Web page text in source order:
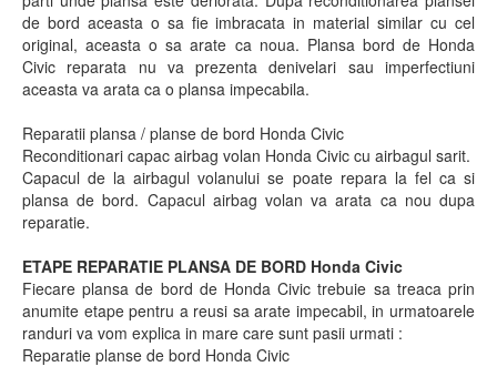
de bord aceasta o sa fie imbracata in material similar cu cel
original, aceasta o sa arate ca noua. Plansa bord de Honda
Civic reparata nu va prezenta denivelari sau imperfectiuni
aceasta va arata ca o plansa impecabila.
Reparatii plansa / planse de bord Honda Civic
Reconditionari capac airbag volan Honda Civic cu airbagul sarit.
Capacul de la airbagul volanului se poate repara la fel ca si
plansa de bord. Capacul airbag volan va arata ca nou dupa
reparatie.
ETAPE REPARATIE PLANSA DE BORD Honda Civic
Fiecare plansa de bord de Honda Civic trebuie sa treaca prin
anumite etape pentru a reusi sa arate impecabil, in urmatoarele
randuri va vom explica in mare care sunt pasii urmati :
Reparatie planse de bord Honda Civic